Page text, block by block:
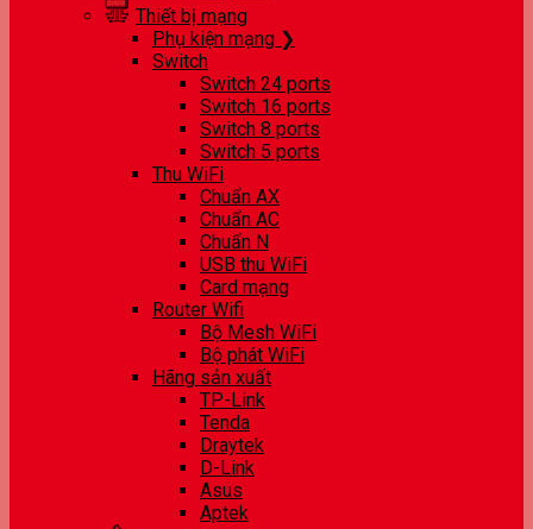
Thiết bị mạng
Phụ kiện mạng ❯
Switch
Switch 24 ports
Switch 16 ports
Switch 8 ports
Switch 5 ports
Thu WiFi
Chuẩn AX
Chuẩn AC
Chuẩn N
USB thu WiFi
Card mạng
Router Wifi
Bộ Mesh WiFi
Bộ phát WiFi
Hãng sản xuất
TP-Link
Tenda
Draytek
D-Link
Asus
Aptek